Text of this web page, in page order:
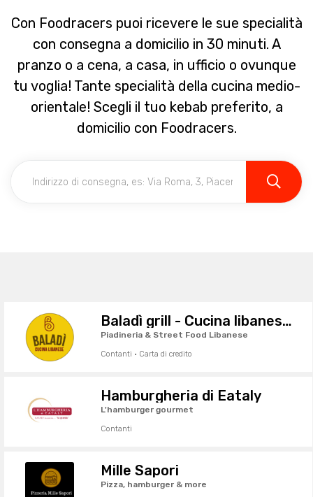
Con Foodracers puoi ricevere le sue specialità
con consegna a domicilio in 30 minuti. A
pranzo o a cena, a casa, in ufficio o ovunque
tu voglia! Tante specialità della cucina medio-
orientale! Scegli il tuo kebab preferito, a
domicilio con Foodracers.
Baladì grill - Cucina libanese da asporto
Piadineria & Street Food Libanese
Contanti · Carta di credito
Hamburgheria di Eataly
L'hamburger gourmet
Contanti
Mille Sapori
Pizza, hamburger & more